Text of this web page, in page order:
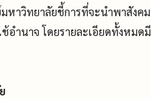
หาวิทยาลัยชี้การที่จะนำพาสังคม
อำนาจ โดยรายละเอียดทั้งหมดมี